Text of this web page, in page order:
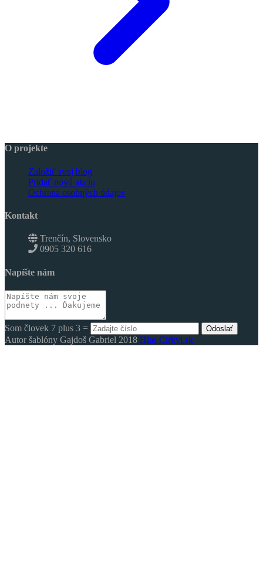
O projekte
Založiť svoj blog
Pridať novú akciu
Ochrana osobných údajov
Kontakt
Trenčín, Slovensko
0905 320 616
Napíšte nám
Som človek 7 plus 3 = Odoslať
Autor šablóny Gajdoš Gabriel 2018 Hlas Cirkvi.sk